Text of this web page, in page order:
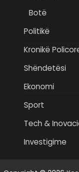
Botë
Politikë
Kronikë
Shëndetësi
Ekonomi
Sport
Tech &
Investigime